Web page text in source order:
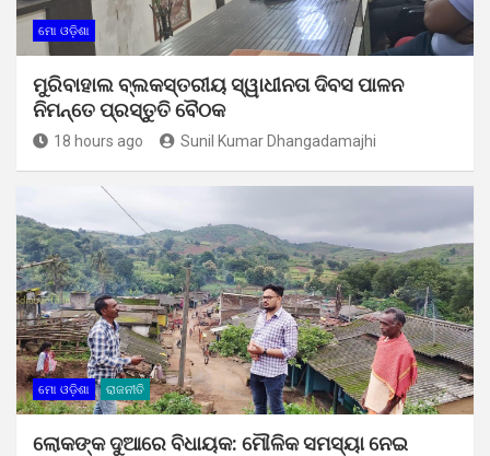
ମୋ ଓଡ଼ିଶା
ମୁରିବାହାଲ ବ୍ଲକସ୍ତରୀୟ ସ୍ୱାଧୀନତା ଦିବସ ପାଳନ
ନିମନ୍ତେ ପ୍ରସ୍ତୁତି ବୈଠକ
18 hours ago Sunil Kumar Dhangadamajhi
ମୋ ଓଡ଼ିଶା ରାଜନୀତି
ଲୋକଙ୍କ ଦୁଆରେ ବିଧାୟକ: ମୌଳିକ ସମସ୍ୟା ନେଇ